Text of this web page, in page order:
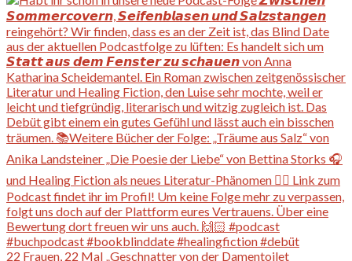
22 Frauen, 22 Mal „Geschnatter von der Damentoilet